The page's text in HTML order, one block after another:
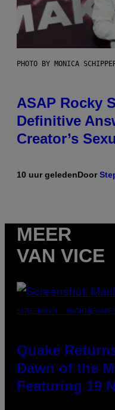
PHOTO BY MONICA
ASAP Rocky
Definitive
Creator’s
10 uur geledenDoor
MEER
VAN VICE
SCREENSHOT:
Quake
Dawn of the
Featuring 19